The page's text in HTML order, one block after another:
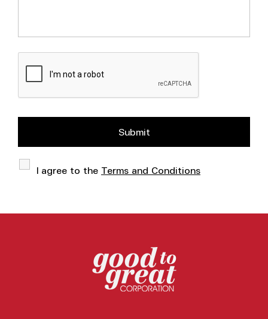
I agree to the Terms and Conditions